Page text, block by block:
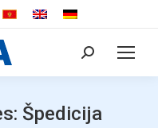
Search:
Špedicija